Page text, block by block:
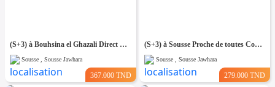
(S+3) à Bouhsina el Ghazali Direct Promoteur
Sousse , Sousse Jawhara
367.000 TND
(S+3) à Sousse Proche de toutes Commodités
Sousse , Sousse Jawhara
279.000 TND